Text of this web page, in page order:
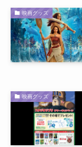
映画グッズ
映画グッズ